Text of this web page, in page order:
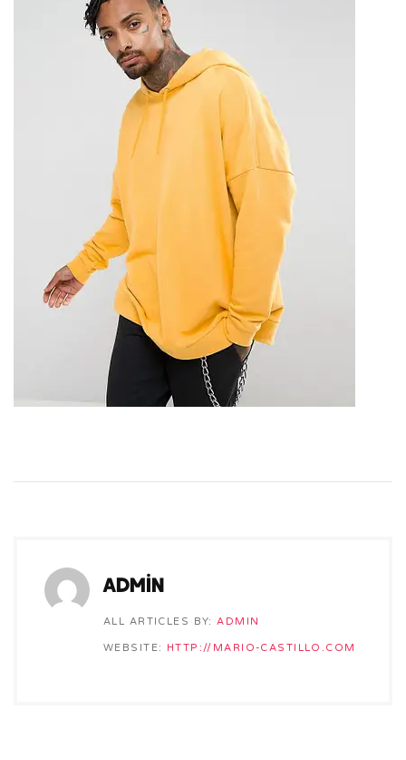
admin
ALL ARTICLES BY: ADMIN
WEBSITE: HTTP://MARIO-CASTILLO.COM